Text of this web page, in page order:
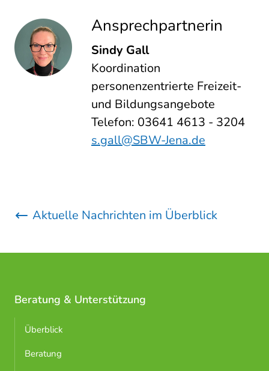
Ansprechpartnerin
Sindy Gall
Koordination
personenzentrierte Freizeit-
und Bildungsangebote
Telefon: 03641 4613 - 3204
s.gall@SBW-Jena.de
Aktuelle Nachrichten im Überblick
Beratung & Unterstützung
Überblick
Beratung